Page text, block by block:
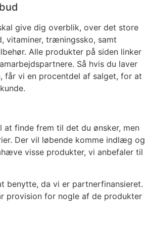
give dig overblik, over det store
vitaminer, træningssko, samt
Alle produkter på siden linker
Så hvis du laver
får vi en procentdel af salget, for at
finde frem til det du ønsker, men
Der vil løbende komme indlæg og
visse produkter, vi anbefaler til
benytte, da vi er partnerfinansieret.
provision for nogle af de produkter